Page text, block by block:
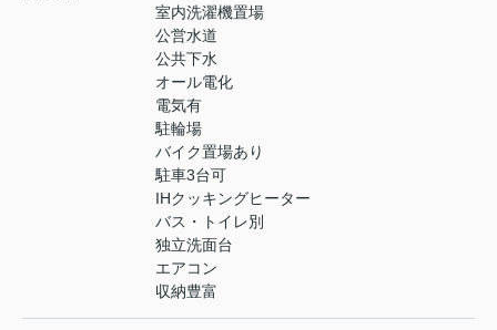
室内洗濯機置場
公営水道
公共下水
オール電化
電気有
駐輪場
バイク置場あり
駐車3台可
IHクッキングヒーター
バス・トイレ別
独立洗面台
エアコン
収納豊富